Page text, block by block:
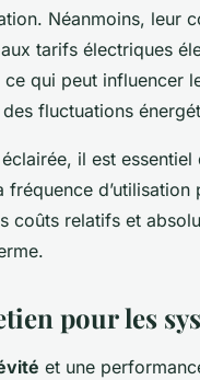
Néanmoins, leur
tarifs électriques
qui peut influencer
fluctuations
il est
fréquence
coûts relatifs et
pour les
et une